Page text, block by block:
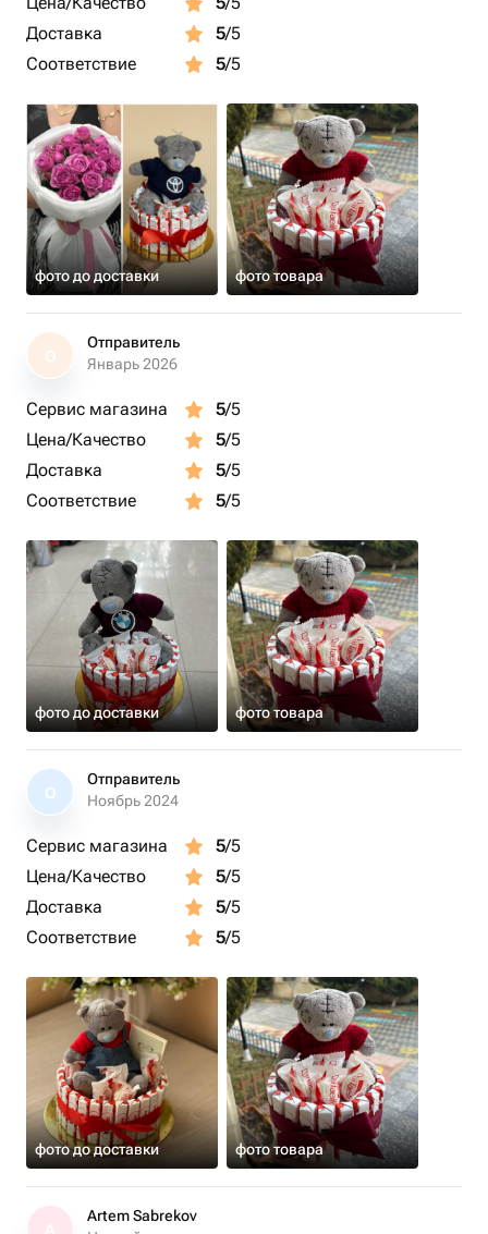
Доставка
5/5
Соответствие
5/5
фото до доставки фото товара
О
Отправитель
Январь 2026
Сервис магазина 5/5
Цена/Качество
5/5
Доставка
5/5
Соответствие
5/5
фото до доставки фото товара
О
Отправитель
Ноябрь 2024
Сервис магазина 5/5
Цена/Качество
5/5
Доставка
5/5
Соответствие
5/5
фото до доставки фото товара
Artem Sabrekov